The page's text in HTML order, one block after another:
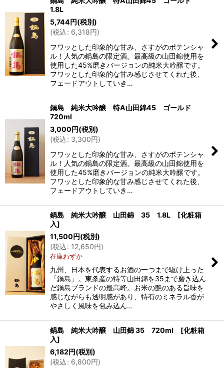
1.8L
5,744円(税別)
(税込: 6,318円)
フワッとした印象的な甘み、さすがのポテンシャ
ル！人気の鍋島の限定酒。最高級の山田錦使用を
使用した45%磨きバージョンの純米大吟醸です。
フワッとした印象的な甘み感じさせてくれた後、
フェードアウトしていき…
鍋島 純米大吟醸 特A山田錦45 ゴールド
720ml
3,000円(税別)
(税込: 3,300円)
フワッとした印象的な甘み、さすがのポテンシャ
ル！人気の鍋島の限定酒。最高級の山田錦使用を
使用した45%磨きバージョンの純米大吟醸です。
フワッとした印象的な甘み感じさせてくれた後、
フェードアウトしていき…
鍋島 純米大吟醸 山田錦 35 1.8L [化粧箱
入]
11,500円(税別)
(税込: 12,650円)
在庫わずか
九州、日本を代表するお酒の一つまで駆け上った
「鍋島」。東条産の特等山田錦を35まで磨き込ん
だ鍋島ブランドの最高峰。お米の艶のある旨味を
感じながらも透明感があり、特有のミネラル香が
やさしく風味を包み込ん…
鍋島 純米大吟醸 山田錦 35 720ml [化粧箱
入]
6,182円(税別)
(税込: 6,800円)